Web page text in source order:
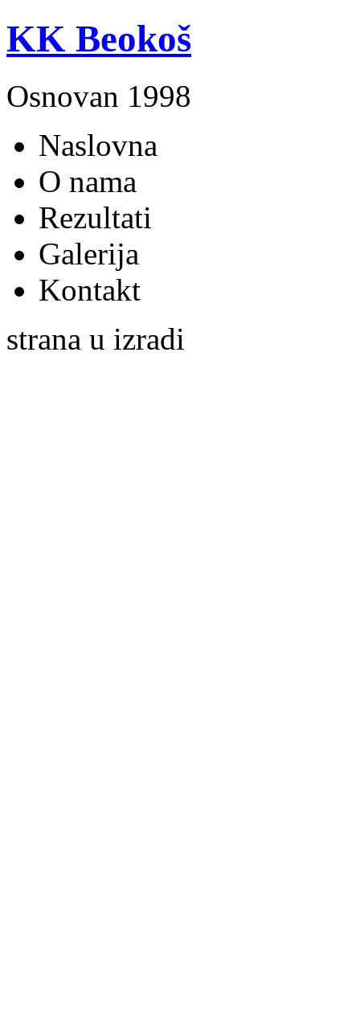
KK Beokoš
Osnovan 1998
Naslovna
O nama
Rezultati
Galerija
Kontakt
strana u izradi